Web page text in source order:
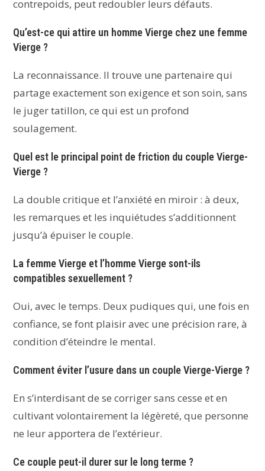
contrepoids, peut redoubler leurs défauts.
Qu’est-ce qui attire un homme Vierge chez une femme
Vierge ?
La reconnaissance. Il trouve une partenaire qui
partage exactement son exigence et son soin, sans
le juger tatillon, ce qui est un profond
soulagement.
Quel est le principal point de friction du couple Vierge-
Vierge ?
La double critique et l’anxiété en miroir : à deux,
les remarques et les inquiétudes s’additionnent
jusqu’à épuiser le couple.
La femme Vierge et l’homme Vierge sont-ils
compatibles sexuellement ?
Oui, avec le temps. Deux pudiques qui, une fois en
confiance, se font plaisir avec une précision rare, à
condition d’éteindre le mental.
Comment éviter l’usure dans un couple Vierge-Vierge ?
En s’interdisant de se corriger sans cesse et en
cultivant volontairement la légèreté, que personne
ne leur apportera de l’extérieur.
Ce couple peut-il durer sur le long terme ?